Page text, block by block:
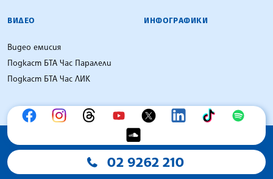
ВИДЕО
Видео емисия
Подкаст БТА Час Паралели
Подкаст БТА Час ЛИК
ИНФОГРАФИКИ
02 9262 210